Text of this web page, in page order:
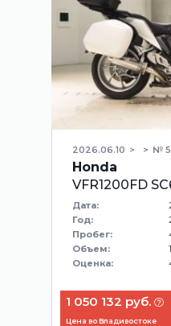
2026.06.10 №
Honda
VFR1200FD
Дата:
Год:
Пробег:
Объем:
Оценка:
1 050 132 руб.
Цена во Владивостоке